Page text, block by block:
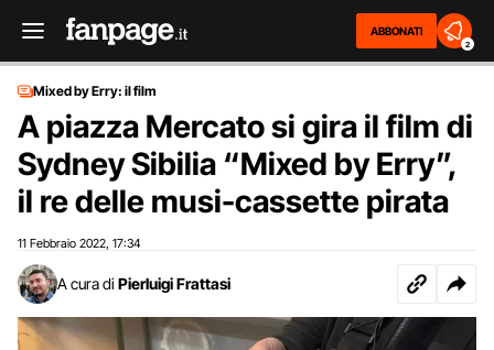
ABBONATI
2
Mixed by Erry: il film
A piazza Mercato si gira il film di
Sydney Sibilia “Mixed by Erry”,
il re delle musi-cassette pirata
11 Febbraio 2022 17:34
A cura di Pierluigi Frattasi